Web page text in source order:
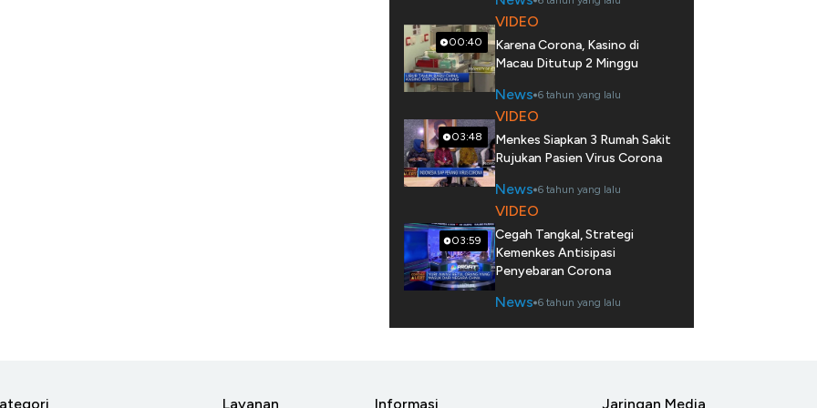
00:40
VIDEO
Karena Corona, Kasino di
Macau Ditutup 2 Minggu
News 6 tahun yang lalu
03:48
VIDEO
Menkes Siapkan 3 Rumah Sakit
Rujukan Pasien Virus Corona
News 6 tahun yang lalu
03:59
VIDEO
Cegah Tangkal, Strategi
Kemenkes Antisipasi
Penyebaran Corona
News 6 tahun yang lalu
Layanan Informasi Jaringan Media